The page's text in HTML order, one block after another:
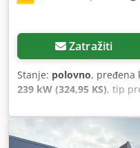
Zatražiti
Stanje: polovno, pređena
239 kW (324,95 KS), tip
, prva
proizvodnje:2013,
i oprema = Dodpfsy Hu